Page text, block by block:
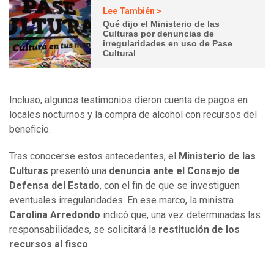
Lee También >
Qué dijo el Ministerio de las
Culturas por denuncias de
irregularidades en uso de Pase
Cultural
Incluso, algunos testimonios dieron cuenta de pagos en
locales nocturnos y la compra de alcohol con recursos del
beneficio.
Tras conocerse estos antecedentes, el
Ministerio de las
Culturas presentó una denuncia ante el Consejo de
Defensa del Estado, con el fin de que se investiguen
eventuales irregularidades. En ese marco, la ministra
Carolina Arredondo indicó que, una vez determinadas las
responsabilidades, se solicitará la restitución de los
recursos al fisco.